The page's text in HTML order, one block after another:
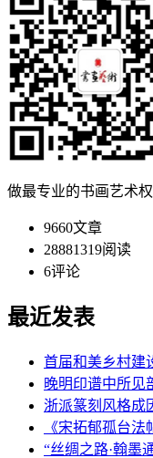
做最专业的书画艺术权
9660文章
28881319阅读
6评论
最近发表
首届和美乡村建
晚明印谱中所见
浙派篆刻风格成
《宋拓郁孤台
“丝绸之路·翰墨